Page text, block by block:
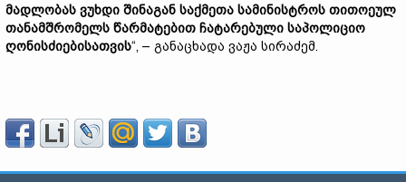
მადლობას ვუხდი შინაგან საქმეთა სამინისტროს თითოეულ
თანამშრომელს წარმატებით ჩატარებული საპოლიციო
ღონისძიებისათვის“, – განაცხადა ვაჟა სირაძემ.